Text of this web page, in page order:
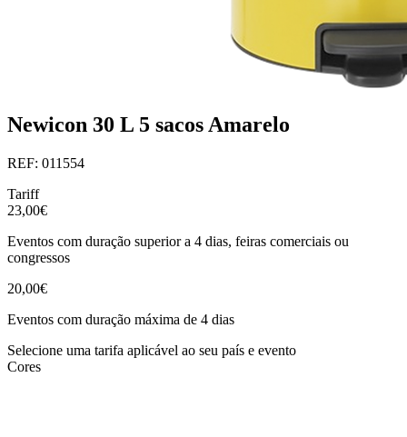
Newicon 30 L 5 sacos Amarelo
REF: 011554
Tariff
23,00€
Eventos com duração superior a 4 dias, feiras comerciais ou
congressos
20,00€
Eventos com duração máxima de 4 dias
Selecione uma tarifa aplicável ao seu país e evento
Cores